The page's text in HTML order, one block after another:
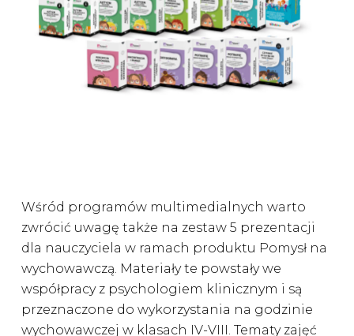
Wśród programów multimedialnych warto
zwrócić uwagę także na zestaw 5 prezentacji
dla nauczyciela w ramach produktu Pomysł na
wychowawczą. Materiały te powstały we
współpracy z psychologiem klinicznym i są
przeznaczone do wykorzystania na godzinie
wychowawczej w klasach IV-VIII. Tematy zajęć